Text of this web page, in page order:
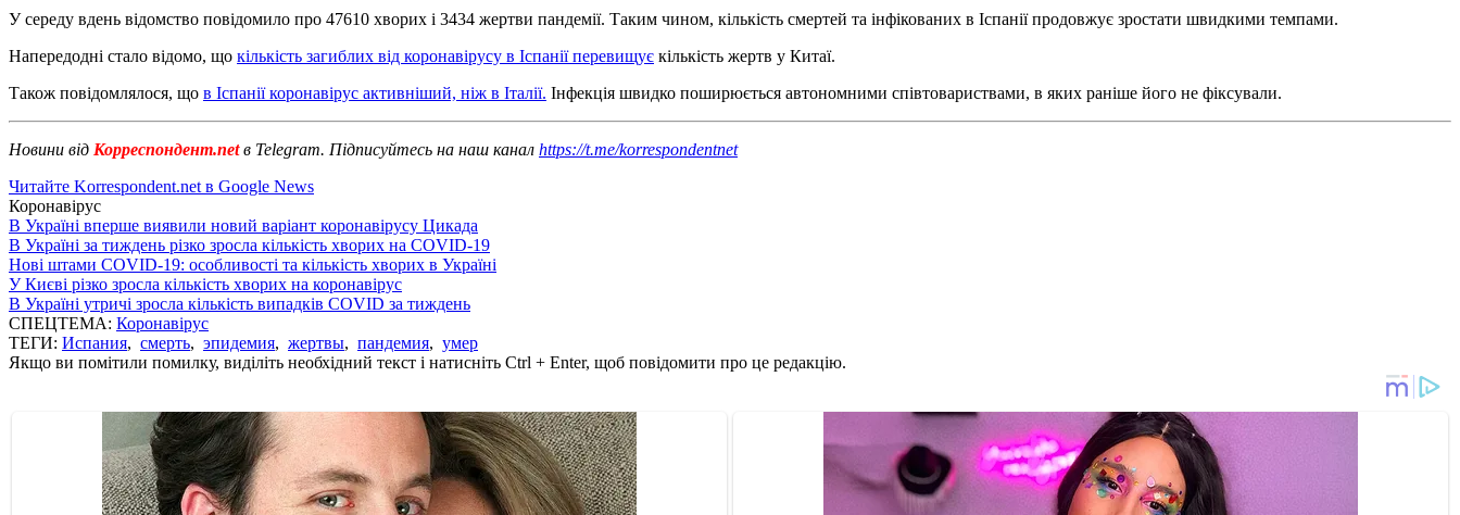
У середу вдень відомство повідомило про 47610 хворих і 3434 жертви пандемії. Таким чином, кількість смертей та інфікованих в Іспанії продовжує зростати швидкими темпами.
Напередодні стало відомо, що кількість загиблих від коронавірусу в Іспанії перевищує кількість жертв у Китаї.
Також повідомлялося, що в Іспанії коронавірус активніший, ніж в Італії. Інфекція швидко поширюється автономними співтовариствами, в яких раніше його не фіксували.
Новини від Корреспондент.netв Telegram. Підписуйтесь на наш канал https://t.me/korrespondentnet
Читайте Korrespondent.net в Google News
Коронавірус
В Україні вперше виявили новий варіант коронавірусу Цикада
В Україні за тиждень різко зросла кількість хворих на COVID-19
Нові штами COVID-19: особливості та кількість хворих в Україні
У Києві різко зросла кількість хворих на коронавірус
В Україні утричі зросла кількість випадків COVID за тиждень
СПЕЦТЕМА: Коронавірус
ТЕГИ: Испания, смерть, эпидемия, жертвы, пандемия, умер
Якщо ви помітили помилку, виділіть необхідний текст і натисніть Ctrl + Enter, щоб повідомити про це редакцію.